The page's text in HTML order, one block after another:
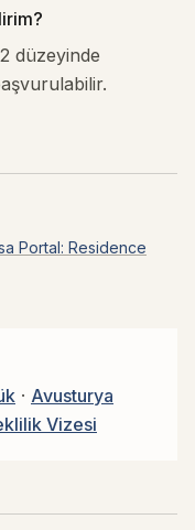
düzeyinde
Portal: Residence
· Avusturya
Vizesi